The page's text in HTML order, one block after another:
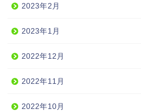
2023年2月
2023年1月
2022年12月
2022年11月
2022年10月